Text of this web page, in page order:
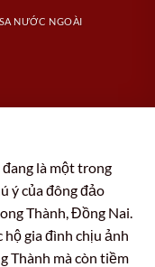
NƯỚC NGOÀI
là một trong
ý của đông đảo
Thành, Đồng Nai.
gia đình chịu ảnh
Thành mà còn tiềm